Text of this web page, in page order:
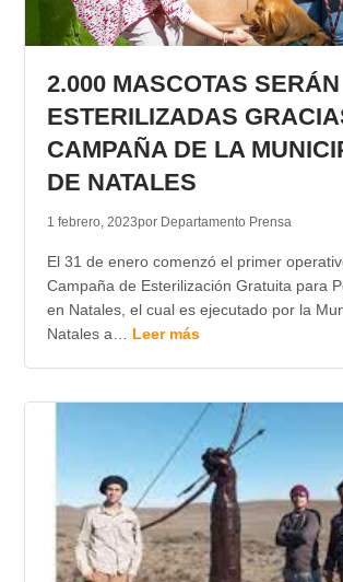
2.000 MASCOTAS SERÁN
ESTERILIZADAS
CAMPAÑA DE LA
DE NATALES
1 febrero, 2023por Departamento Prensa
El 31 de enero comenzó el primer
Campaña de Esterilización Gratuita para
en Natales, el cual es ejecutado por la
Natales a… Leer más